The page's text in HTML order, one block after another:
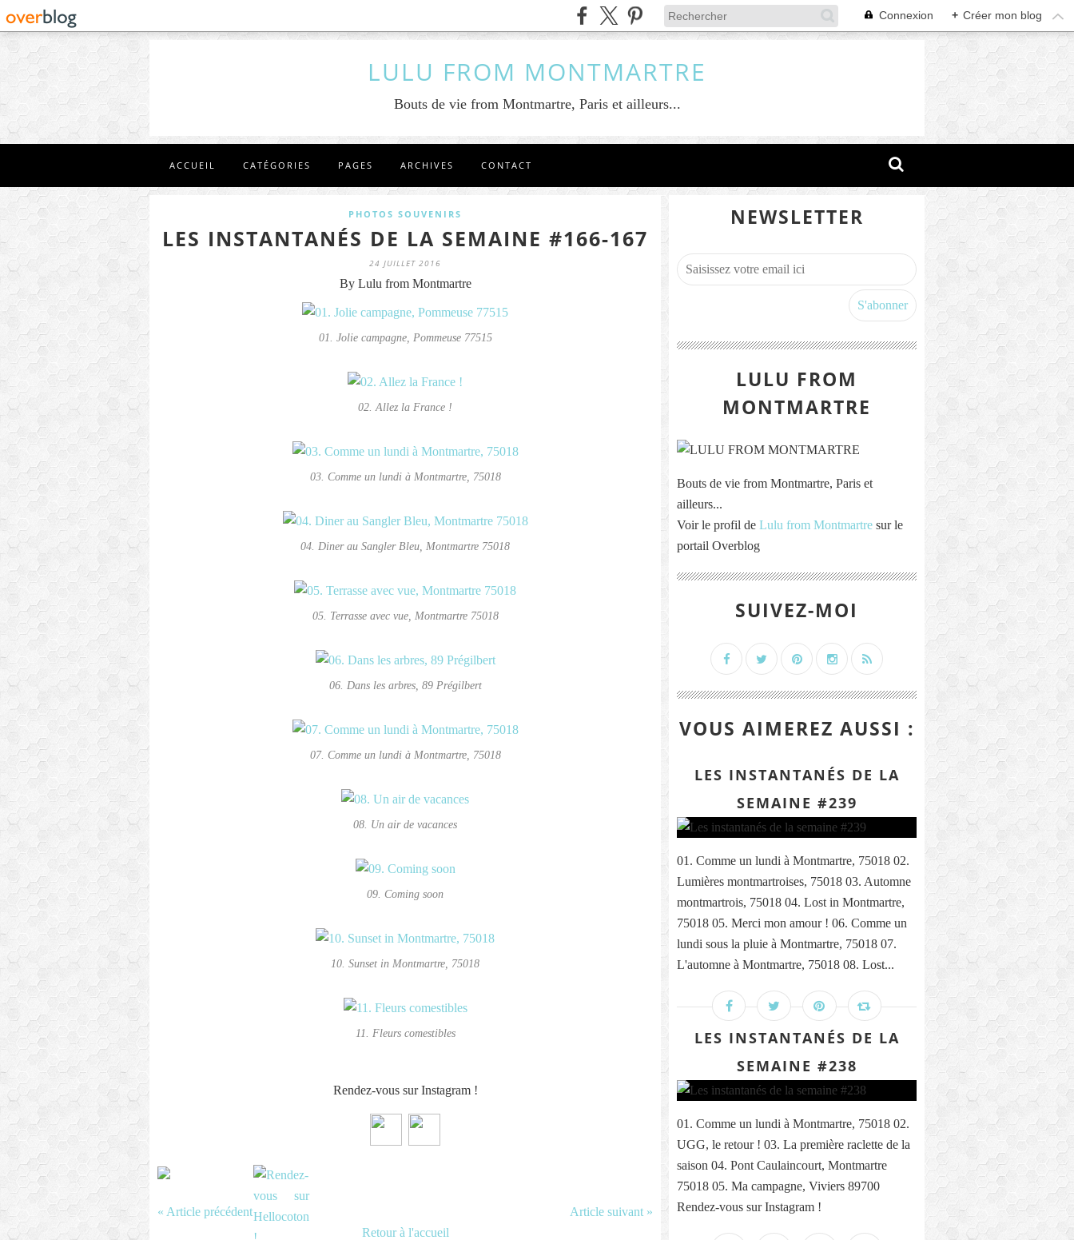
Connexion + Créer mon blog
LULU FROM MONTMARTRE
Bouts de vie from Montmartre, Paris et ailleurs...
ACCUEIL CATÉGORIES PAGES ARCHIVES CONTACT
PHOTOS SOUVENIRS
LES INSTANTANÉS DE LA SEMAINE #166-167
24 JUILLET 2016
By Lulu from Montmartre
01. Jolie campagne, Pommeuse 77515
02. Allez la France !
03. Comme un lundi à Montmartre, 75018
04. Diner au Sangler Bleu, Montmartre 75018
05. Terrasse avec vue, Montmartre 75018
06. Dans les arbres, 89 Prégilbert
07. Comme un lundi à Montmartre, 75018
08. Un air de vacances
09. Coming soon
10. Sunset in Montmartre, 75018
11. Fleurs comestibles
Rendez-vous sur Instagram !
« Article précédent
Article suivant »
Retour à l'accueil
NEWSLETTER
LULU FROM
MONTMARTRE
Bouts de vie from Montmartre, Paris et
ailleurs...
Voir le profil de Lulu from Montmartre sur le
portail Overblog
SUIVEZ-MOI
VOUS AIMEREZ AUSSI :
LES INSTANTANÉS DE LA
SEMAINE #239
01. Comme un lundi à Montmartre, 75018 02.
Lumières montmartroises, 75018 03. Automne
montmartrois, 75018 04. Lost in Montmartre,
75018 05. Merci mon amour ! 06. Comme un
lundi sous la pluie à Montmartre, 75018 07.
L'automne à Montmartre, 75018 08. Lost...
LES INSTANTANÉS DE LA
SEMAINE #238
01. Comme un lundi à Montmartre, 75018 02.
UGG, le retour ! 03. La première raclette de la
saison 04. Pont Caulaincourt, Montmartre
75018 05. Ma campagne, Viviers 89700
Rendez-vous sur Instagram !